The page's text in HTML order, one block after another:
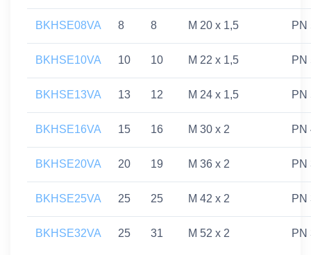
BKHSE08VA 8 8 M 20 x 1,5 PN
BKHSE10VA 10 10 M 22 x 1,5 PN
BKHSE13VA 13 12 M 24 x 1,5 PN
BKHSE16VA 15 16 M 30 x 2 PN
BKHSE20VA 20 19 M 36 x 2 PN
BKHSE25VA 25 25 M 42 x 2 PN
BKHSE32VA 25 31 M 52 x 2 PN